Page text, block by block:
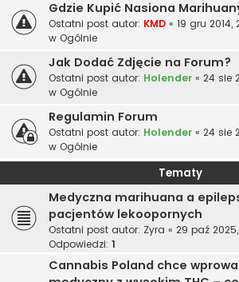
Gdzie Kupić Nasiona
Ostatni post autor: KMD « 19 gru 2014,
w Ogólnie
Jak Dodać Zdjęcie na Forum?
Ostatni post autor: Holender « 24 sie
w Ogólnie
Regulamin Forum
Ostatni post autor: Holender « 24 sie
w Ogólnie
Tematy
Medyczna marihuana a
pacjentów lekoopornych
Ostatni post autor: Zyra « 29 paź 2025,
Odpowiedzi: 1
Cannabis Poland chce